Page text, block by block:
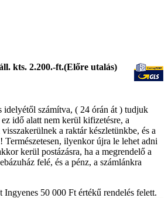
kts. 2.200.-ft.(Előre utalás)
idelyétől számítva, ( 24 órán át ) tudjuk
idő alatt nem kerül kifizetésre, a
a raktár készletünkbe, és a
Természetesen, ilyenkor újra le lehet adni
kerül postázásra, ha a megrendelő a
felé, és a pénz, a számlánkra
Ingyenes 50 000 Ft értékű rendelés felett.